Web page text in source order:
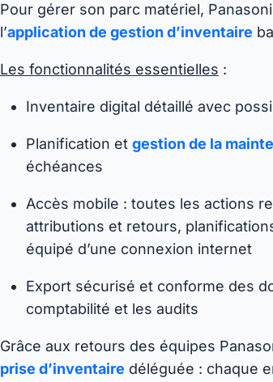
Pour gérer son parc matériel,
l’application de gestion d’inventaire
Les fonctionnalités essentielles :
Inventaire digital détaillé avec
Planification et gestion de la
échéances
Accès mobile : toutes les actions
attributions et retours,
équipé d’une connexion internet
Export sécurisé et conforme des
comptabilité et les audits
Grâce aux retours des équipes
prise d’inventaire déléguée : chaque